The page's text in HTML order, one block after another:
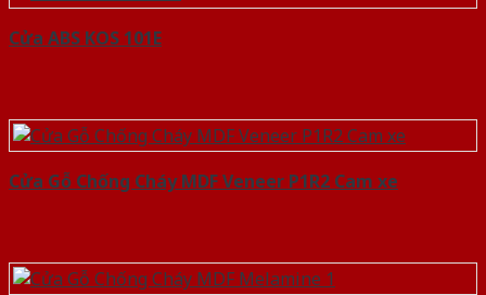
Cửa ABS KOS 101E
Cửa Gỗ Chống Cháy MDF Veneer P1R2 Cam xe